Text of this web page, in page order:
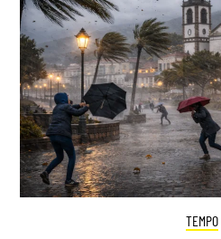
TEMPO